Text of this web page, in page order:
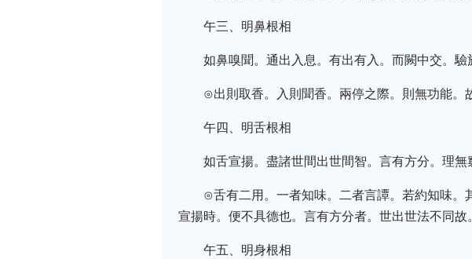
午三、明鼻根相
如鼻嗅聞。通出入息。有出有入。而闕中交。驗
⊙出則取香。入則聞香。兩停之際。則無功能。
午四、明舌根相
如舌宣揚。盡諸世間出世間智。言有方分。理無
⊙舌有二用。一者知味。二者言譚。若約知味。
宣揚時。便不具德也。言有方分者。世出世法不同故
午五、明身根相